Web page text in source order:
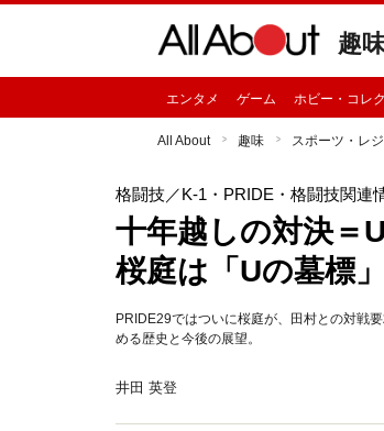
趣
エンタメ ゲーム ホビー・コレ
All About 趣味 スポーツ・レ
格闘技／K-1・PRIDE・格闘技関連
十年越しの対決
桜庭は「Uの墓標
PRIDE29ではついに桜庭が、田村との対戦
める歴史と今後の展望。
井田 英登